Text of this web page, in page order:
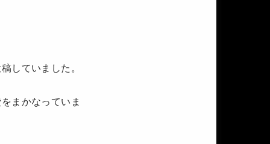
していました。
まかなっていま